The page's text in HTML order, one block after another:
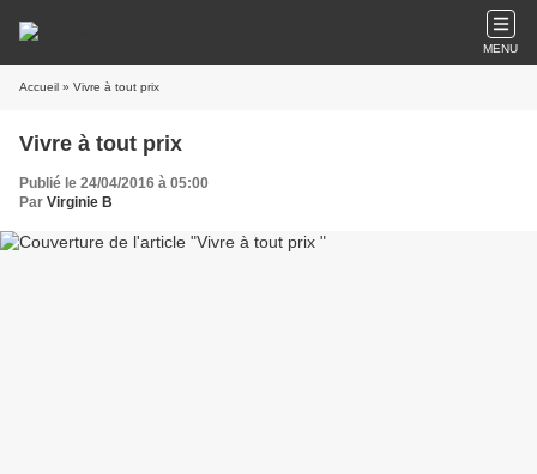
MENU
Accueil » Vivre à tout prix
Vivre à tout prix
Publié le 24/04/2016 à 05:00
Par Virginie B